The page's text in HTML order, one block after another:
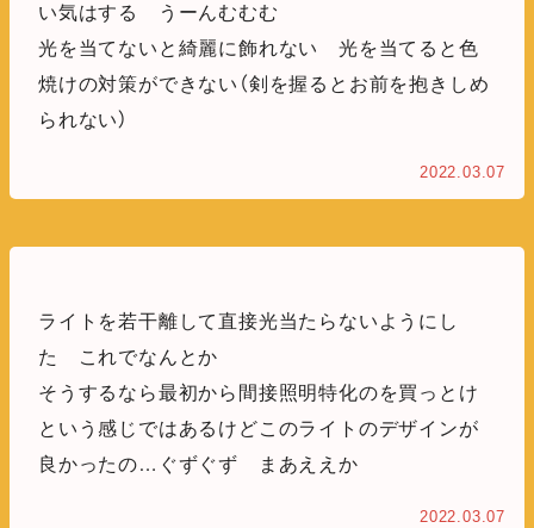
い気はする うーんむむむ
光を当てないと綺麗に飾れない 光を当てると色
焼けの対策ができない（剣を握るとお前を抱きしめ
られない）
2022.03.07
ライトを若干離して直接光当たらないようにし
た これでなんとか
そうするなら最初から間接照明特化のを買っとけ
という感じではあるけどこのライトのデザインが
良かったの…ぐずぐず まあええか
2022.03.07